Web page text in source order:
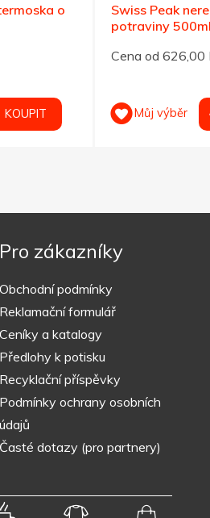
o
KOUPIT
Swiss Peak
potraviny
Cena od 626,00
Můj výběr
Pro zákazníky
Obchodní podmínky
Reklamační formulář
Ceníky a katalogy
Předlohy k potisku
Recyklační příspěvky
Podmínky ochrany osobních
údajů
Časté dotazy (pro partnery)